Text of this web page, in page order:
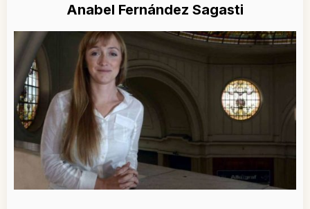
Anabel Fernández Sagasti